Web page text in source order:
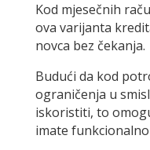
Kod mjesečnih
ova varijanta
novca bez čekanja.
Budući da kod
ograničenja u
iskoristiti, to
imate